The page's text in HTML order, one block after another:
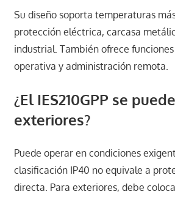
Su diseño soporta temperaturas
protección eléctrica, carcasa
industrial. También ofrece
operativa y administración remota.
¿El IES210GPP se
exteriores?
Puede operar en condiciones
clasificación IP40 no equivale a
directa. Para exteriores, debe